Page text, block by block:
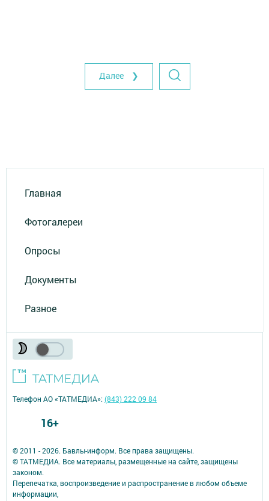
Далее ❯
Главная
Фотогалереи
Опросы
Документы
Разное
© 2011 - 2026. Бавлы-информ. Все права защищены.
© ТАТМЕДИА. Все материалы, размещенные на сайте, защищены
законом.
Перепечатка, воспроизведение и распространение в любом объеме
информации,
Телефон АО «ТАТМЕДИА»:(843) 222 09 84
16+